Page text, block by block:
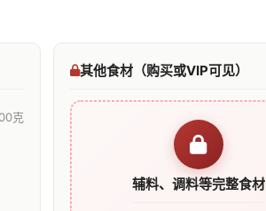
克
其他食材（购买或VIP可见）
辅料、调料等完整食材